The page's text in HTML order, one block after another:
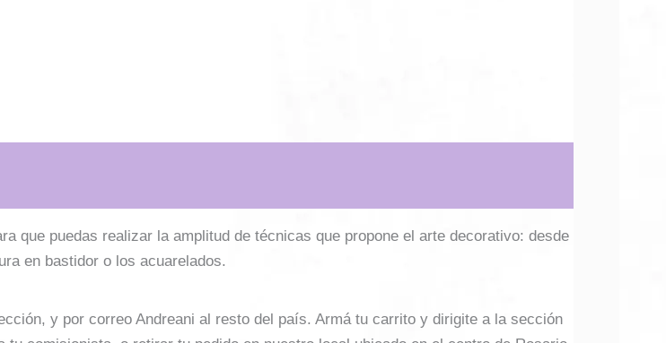
que puedas realizar la amplitud de técnicas que propone el arte decorativo: desde
en bastidor o los acuarelados.
y por correo Andreani al resto del país. Armá tu carrito y dirigite a la sección